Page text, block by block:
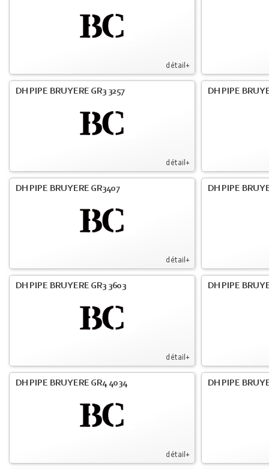
détail+
détail+
DH PIPE BRUYERE GR3 3257 DH PIPE
détail+
DH PIPE BRUYERE GR3407 DH PIPE
détail+
DH PIPE BRUYERE GR3 3603 DH PIPE
détail+
DH PIPE BRUYERE GR4 4034 DH PIPE